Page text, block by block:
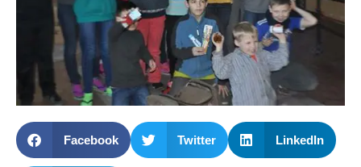
Facebook Twitter LinkedIn